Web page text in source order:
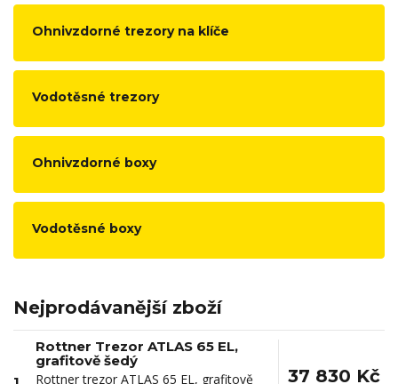
Ohnivzdorné trezory na klíče
Vodotěsné trezory
Ohnivzdorné boxy
Vodotěsné boxy
Nejprodávanější zboží
Rottner Trezor ATLAS 65 EL,
grafitově šedý
Rottner trezor ATLAS 65 EL, grafitově
37 830 Kč